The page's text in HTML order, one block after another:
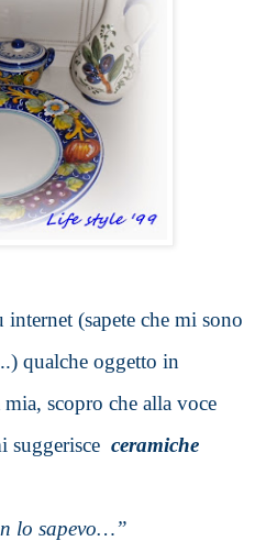
(sapete che mi sono
qualche oggetto in
mia, scopro che alla voce
suggerisce ceramiche
lo sapevo…”